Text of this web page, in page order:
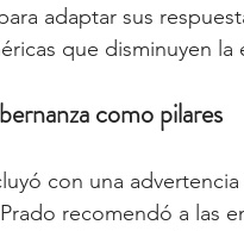
adaptar sus
que disminuyen la
como pilares
con una
recomendó a las